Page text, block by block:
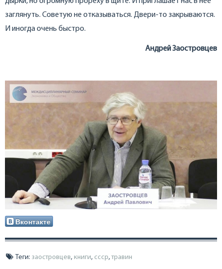
заглянуть. Советую не отказываться. Двери-то закрываются.
И иногда очень быстро.
Андрей Заостровцев
Вконтакте
Теги: заостровцев, книги, ссср,травин